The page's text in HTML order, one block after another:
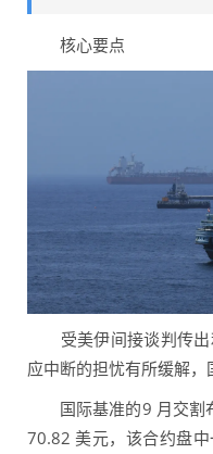
核心要点
受美伊间接谈判传出
应中断的担忧有所缓解，
国际基准的9 月交割
70.82 美元，该合约盘中